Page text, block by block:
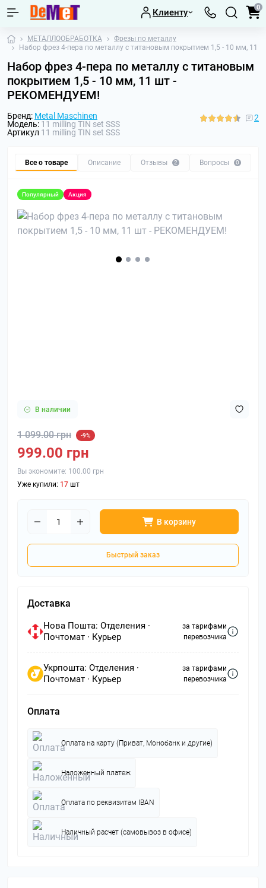
Клиенту 0
МЕТАЛЛООБРАБОТКА
Фрезы по металлу
Набор фрез 4-пера по металлу с титановым покрытием 1,5 - 10 мм,
Набор фрез 4-пера по металлу с титановым
покрытием 1,5 - 10 мм, 11 шт -
РЕКОМЕНДУЕМ!
Бренд: Metal Maschinen
Модель: 11 milling TIN set SSS
Артикул 11 milling TIN set SSS
2
Все о товаре Описание Отзывы 2 Вопросы 0
Популярный Акция
В наличии
1 099.00 грн -9%
999.00 грн
Вы экономите: 100.00 грн
Уже купили: 17 шт
В корзину
Быстрый заказ
Доставка
Нова Пошта: Отделения ·
Почтомат · Курьер
за тарифами
перевозчика
Укрпошта: Отделения ·
Почтомат · Курьер
за тарифами
перевозчика
Оплата
Оплата на карту (Приват, Монобанк и другие)
Наложенный платеж
Оплата по реквизитам IBAN
Наличный расчет (самовывоз в офисе)